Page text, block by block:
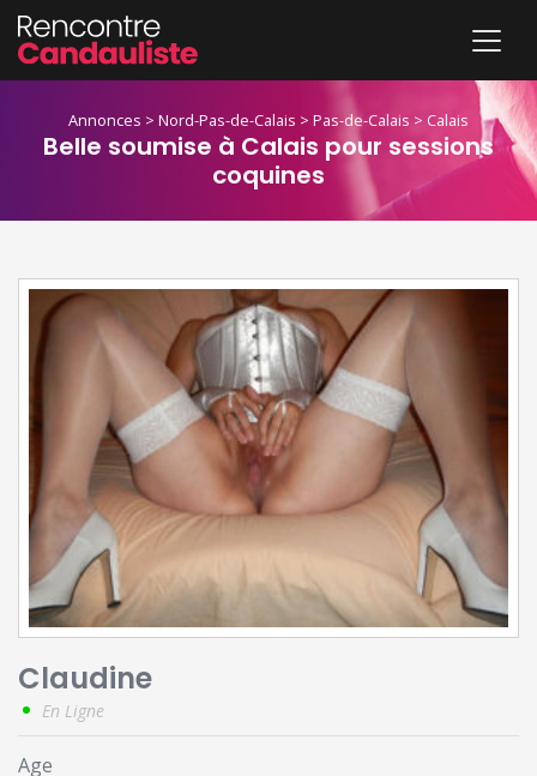
Annonces > Nord-Pas-de-Calais > Pas-de-Calais > Calais
Belle soumise à Calais pour sessions
coquines
Claudine
En Ligne
Age